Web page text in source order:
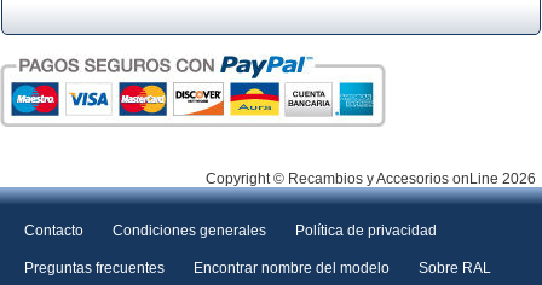
Copyright © Recambios y Accesorios onLine 2026
Contacto Condiciones generales Política de privacidad
Preguntas frecuentes Encontrar nombre del modelo Sobre RAL